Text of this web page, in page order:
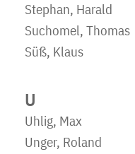
Stephan, Harald
Suchomel, Thomas
Süß, Klaus
U
Uhlig, Max
Unger, Roland